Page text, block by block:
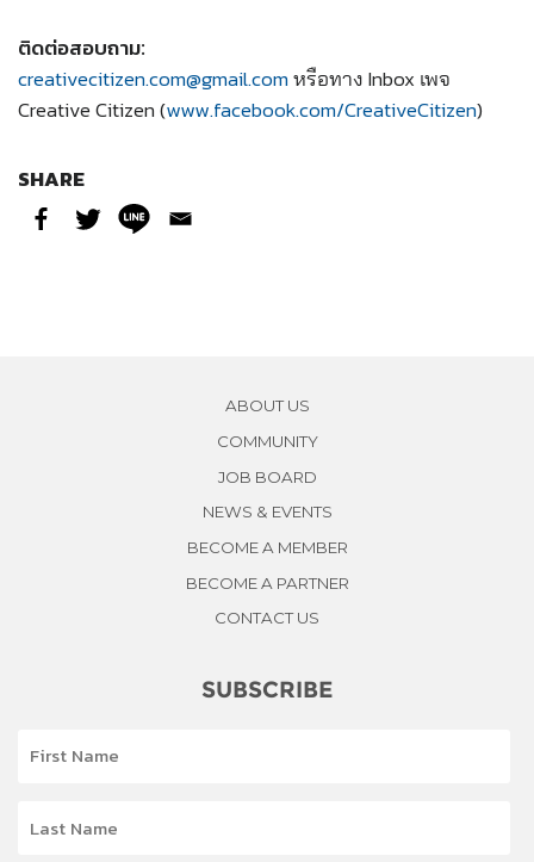
ติดต่อสอบถาม:
creativecitizen.com@gmail.comหรือทาง Inbox เพจ
Creative Citizen (www.facebook.com/CreativeCitizen)
SHARE
ABOUT US
COMMUNITY
JOB BOARD
NEWS & EVENTS
BECOME A MEMBER
BECOME A PARTNER
CONTACT US
SUBSCRIBE